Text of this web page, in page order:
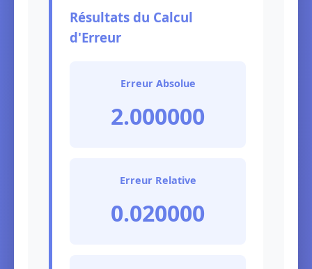
Résultats du Calcul
d'Erreur
Erreur Absolue
2.000000
Erreur Relative
0.020000